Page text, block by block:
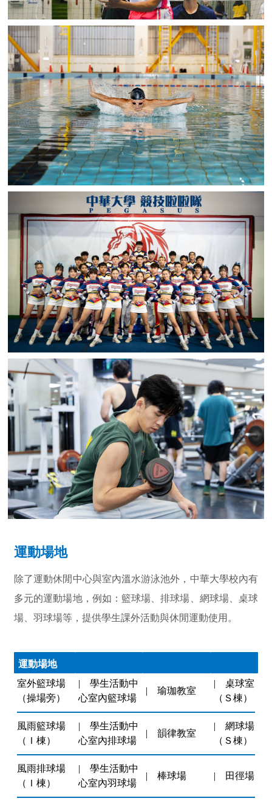
運動場地
除了運動休閒中心與室內溫水游泳池外，中華大學校內有
多元的運動場地，例如：籃球場、排球場、網球場、桌球
場、羽球場等，提供學生課外活動與休閒運動使用。
運動場地
室外籃球場
（操場旁）
| 學生活動中
心室內籃球場
| 瑜珈教室
| 桌球室
（Ｓ棟）
風雨籃球場
（Ｉ 棟）
| 學生活動中
心室內排球場
| 韻律教室
| 網球場
（Ｓ棟）
風雨排球場
（Ｉ 棟）
| 學生活動中
心室內羽球場
| 棒球場 | 田徑場